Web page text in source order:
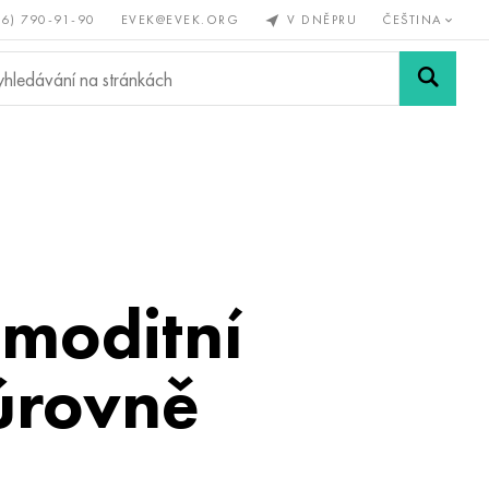
790-91-90 EVEK@EVEK.ORG V DNĚPRU ČEŠTINA
Legovaná Sítě a